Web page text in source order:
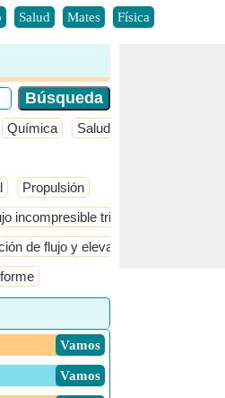
Salud Mates Física
Química Salud
Propulsión
incompresible tridimensional
de flujo y elevación
​ Vamos
​ Vamos